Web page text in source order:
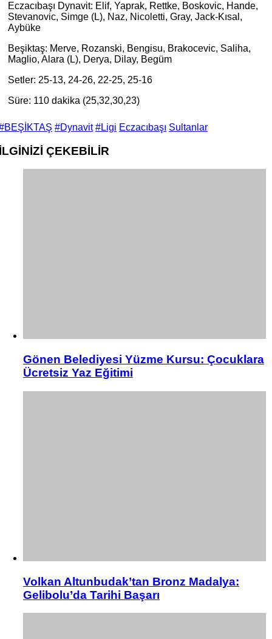
Eczacıbaşı Dynavit: Elif, Yaprak, Rettke, Boskovic, Hande,
Stevanovic, Simge (L), Naz, Nicoletti, Gray, Jack-Kısal,
Aybüke
Beşiktaş: Merve, Rozanski, Bengisu, Brakocevic, Saliha,
Maglio, Alara (L), Derya, Dilay, Begüm
Setler: 25-13, 24-26, 22-25, 25-16
Süre: 110 dakika (25,32,30,23)
#Dynavit #Ligi Eczacıbaşı Sultanlar
ÇEKEBİLİR
Gönen Belediyesi Yüzme Kursu: Çocuklara
Ücretsiz Yaz Eğitimi
Volkan Altunbudak’tan Bronz Madalya:
Gelibolu’da Tarihi Başarı